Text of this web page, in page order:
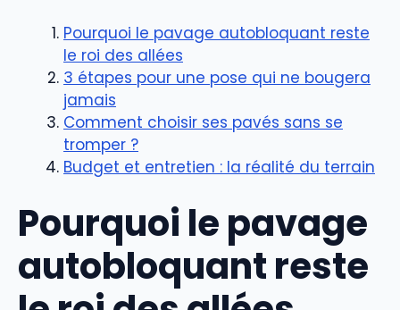
Pourquoi le pavage autobloquant reste
le roi des allées
3 étapes pour une pose qui ne bougera
jamais
Comment choisir ses pavés sans se
tromper ?
Budget et entretien : la réalité du terrain
Pourquoi le pavage
autobloquant reste